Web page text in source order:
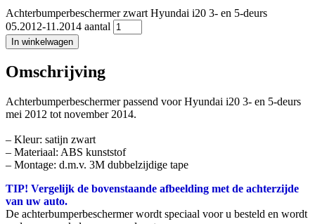
Achterbumperbeschermer zwart Hyundai i20 3- en 5-deurs
05.2012-11.2014 aantal
In winkelwagen
Omschrijving
Achterbumperbeschermer passend voor Hyundai i20 3- en 5-deurs
mei 2012 tot november 2014.
– Kleur: satijn zwart
– Materiaal: ABS kunststof
– Montage: d.m.v. 3M dubbelzijdige tape
TIP! Vergelijk de bovenstaande afbeelding met de achterzijde
van uw auto.
De achterbumperbeschermer wordt speciaal voor u besteld en wordt